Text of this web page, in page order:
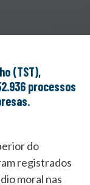
processos
do
registrados
moral nas